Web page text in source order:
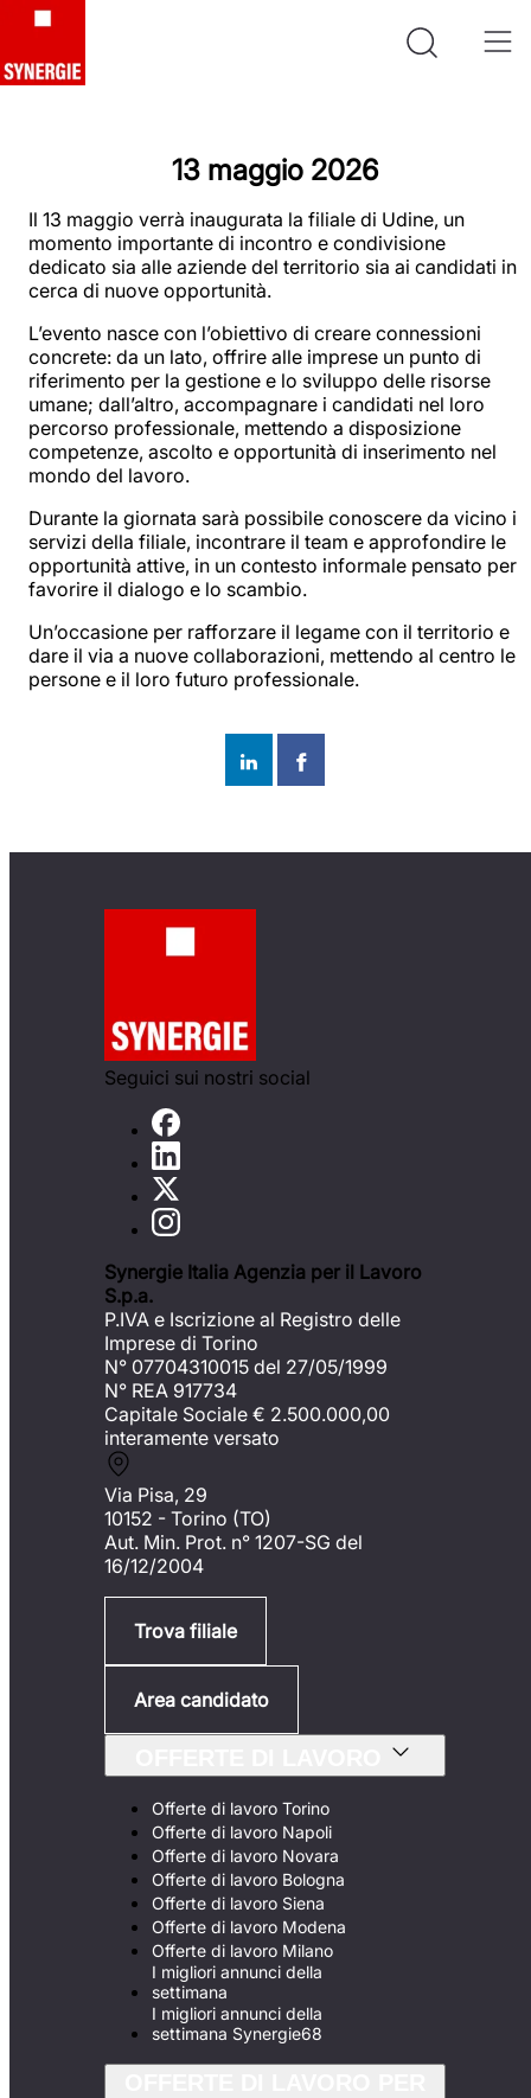
13 maggio 2026
Il 13 maggio verrà inaugurata la filiale di Udine, un
momento importante di incontro e condivisione
dedicato sia alle aziende del territorio sia ai candidati in
cerca di nuove opportunità.
L’evento nasce con l’obiettivo di creare connessioni
concrete: da un lato, offrire alle imprese un punto di
riferimento per la gestione e lo sviluppo delle risorse
umane; dall’altro, accompagnare i candidati nel loro
percorso professionale, mettendo a disposizione
competenze, ascolto e opportunità di inserimento nel
mondo del lavoro.
Durante la giornata sarà possibile conoscere da vicino i
servizi della filiale, incontrare il team e approfondire le
opportunità attive, in un contesto informale pensato per
favorire il dialogo e lo scambio.
Un’occasione per rafforzare il legame con il territorio e
dare il via a nuove collaborazioni, mettendo al centro le
persone e il loro futuro professionale.
Seguici sui nostri social
Synergie Italia Agenzia per il Lavoro
S.p.a.
P.IVA e Iscrizione al Registro delle
Imprese di Torino
N° 07704310015 del 27/05/1999
N° REA 917734
Capitale Sociale € 2.500.000,00
interamente versato
Via Pisa, 29
10152 - Torino (TO)
Aut. Min. Prot. n° 1207-SG del
16/12/2004
Trova filiale
Area candidato
Offerte di lavoro Torino
Offerte di lavoro Napoli
Offerte di lavoro Novara
Offerte di lavoro Bologna
Offerte di lavoro Siena
Offerte di lavoro Modena
Offerte di lavoro Milano
I migliori annunci della
settimana
I migliori annunci della
settimana Synergie68